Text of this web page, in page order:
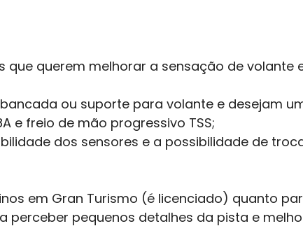
que querem melhorar a sensação de volante
ou suporte para volante e desejam
e freio de mão progressivo TSS;
dos sensores e a possibilidade de
em Gran Turismo (é licenciado) quanto
perceber pequenos detalhes da pista e